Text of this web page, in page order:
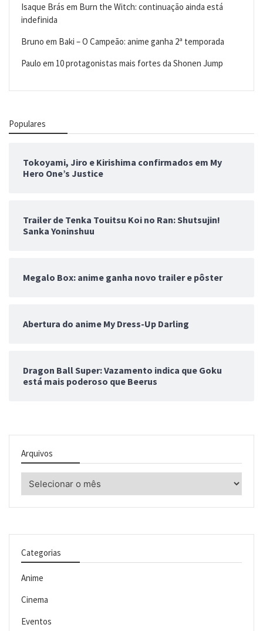
Isaque Brás em Burn the Witch: continuação ainda está
indefinida
Bruno em Baki – O Campeão: anime ganha 2ª temporada
Paulo em 10 protagonistas mais fortes da Shonen Jump
Populares
Tokoyami, Jiro e Kirishima confirmados em My
Hero One’s Justice
Trailer de Tenka Touitsu Koi no Ran: Shutsujin!
Sanka Yoninshuu
Megalo Box: anime ganha novo trailer e pôster
Abertura do anime My Dress-Up Darling
Dragon Ball Super: Vazamento indica que Goku
está mais poderoso que Beerus
Arquivos
Categorias
Anime
Cinema
Eventos